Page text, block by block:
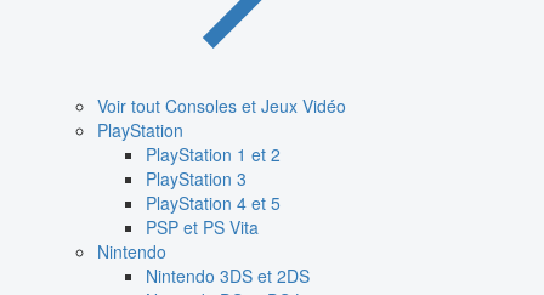
Voir tout Consoles et Jeux Vidéo
PlayStation
PlayStation 1 et 2
PlayStation 3
PlayStation 4 et 5
PSP et PS Vita
Nintendo
Nintendo 3DS et 2DS